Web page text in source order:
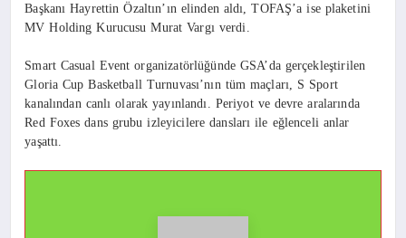
Başkanı Hayrettin Özaltın’ın elinden aldı, TOFAŞ’a ise plaketini
MV Holding Kurucusu Murat Vargı verdi.
Smart Casual Event organizatörlüğünde GSA’da gerçekleştirilen
Gloria Cup Basketball Turnuvası’nın tüm maçları, S Sport
kanalından canlı olarak yayınlandı. Periyot ve devre aralarında
Red Foxes dans grubu izleyicilere dansları ile eğlenceli anlar
yaşattı.